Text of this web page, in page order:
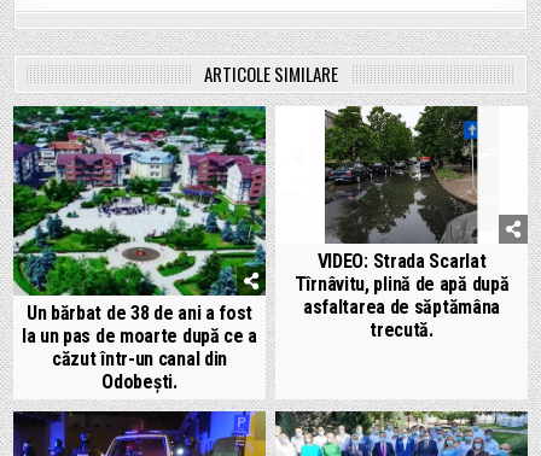
ARTICOLE SIMILARE
Un bărbat de 38 de ani a fost
la un pas de moarte după ce a
căzut într-un canal din
Odobești.
VIDEO: Strada Scarlat
Tîrnâvitu, plină de apă după
asfaltarea de săptămâna
trecută.